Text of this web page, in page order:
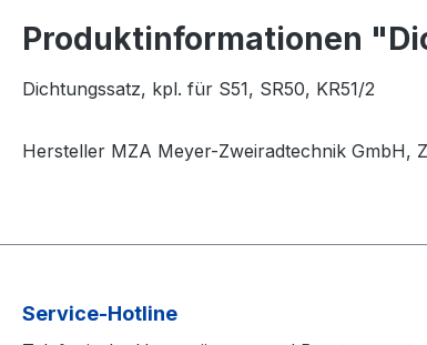
Produktinformationen
Dichtungssatz, kpl. für S51, SR50, KR51/2
Hersteller MZA Meyer-Zweiradtechnik GmbH,
Service-Hotline